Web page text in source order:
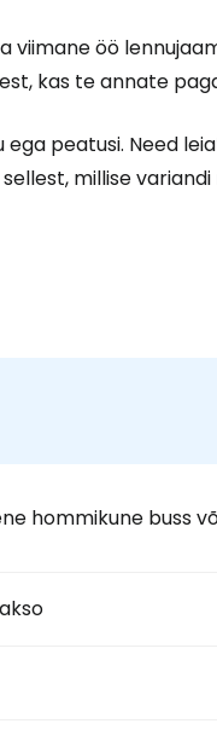
öö
kas te annate
peatusi. Need
sellest, millise
hommikune buss